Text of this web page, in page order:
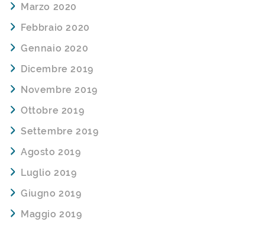
Marzo 2020
Febbraio 2020
Gennaio 2020
Dicembre 2019
Novembre 2019
Ottobre 2019
Settembre 2019
Agosto 2019
Luglio 2019
Giugno 2019
Maggio 2019